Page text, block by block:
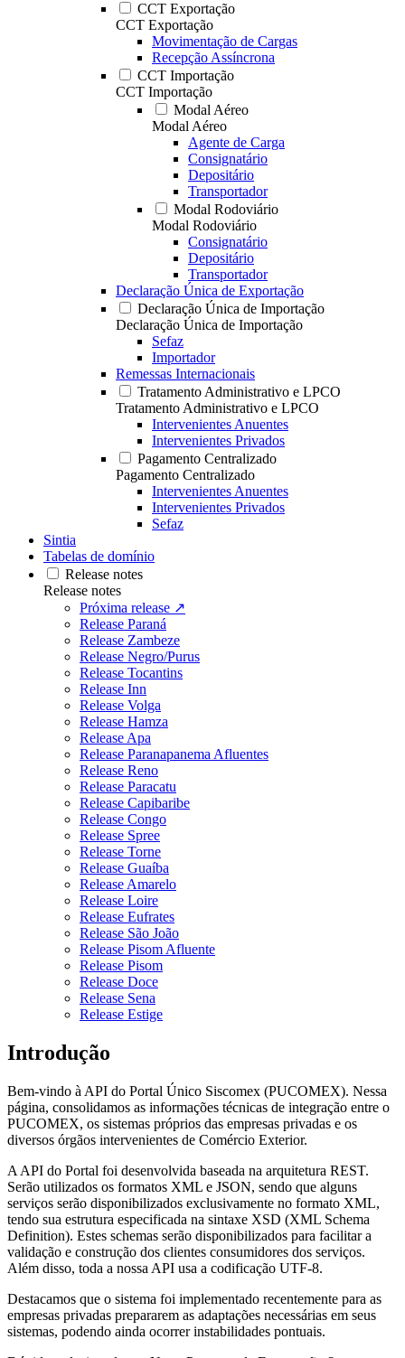
CCT Exportação
CCT Exportação
Movimentação de Cargas
Recepção Assíncrona
CCT Importação
CCT Importação
Modal Aéreo
Modal Aéreo
Agente de Carga
Consignatário
Depositário
Transportador
Modal Rodoviário
Modal Rodoviário
Consignatário
Depositário
Transportador
Declaração Única de Exportação
Declaração Única de Importação
Declaração Única de Importação
Sefaz
Importador
Remessas Internacionais
Tratamento Administrativo e LPCO
Tratamento Administrativo e LPCO
Intervenientes Anuentes
Intervenientes Privados
Pagamento Centralizado
Pagamento Centralizado
Intervenientes Anuentes
Intervenientes Privados
Sefaz
Sintia
Tabelas de domínio
Release notes
Release notes
Próxima release ↗
Release Paraná
Release Zambeze
Release Negro/Purus
Release Tocantins
Release Inn
Release Volga
Release Hamza
Release Apa
Release Paranapanema Afluentes
Release Reno
Release Paracatu
Release Capibaribe
Release Congo
Release Spree
Release Torne
Release Guaíba
Release Amarelo
Release Loire
Release Eufrates
Release São João
Release Pisom Afluente
Release Pisom
Release Doce
Release Sena
Release Estige
Introdução
Bem-vindo à API do Portal Único Siscomex (PUCOMEX). Nessa
página, consolidamos as informações técnicas de integração entre o
PUCOMEX, os sistemas próprios das empresas privadas e os
diversos órgãos intervenientes de Comércio Exterior.
A API do Portal foi desenvolvida baseada na arquitetura REST.
Serão utilizados os formatos XML e JSON, sendo que alguns
serviços serão disponibilizados exclusivamente no formato XML,
tendo sua estrutura especificada na sintaxe XSD (XML Schema
Definition). Estes schemas serão disponibilizados para facilitar a
validação e construção dos clientes consumidores dos serviços.
Além disso, toda a nossa API usa a codificação UTF-8.
Destacamos que o sistema foi implementado recentemente para as
empresas privadas prepararem as adaptações necessárias em seus
sistemas, podendo ainda ocorrer instabilidades pontuais.